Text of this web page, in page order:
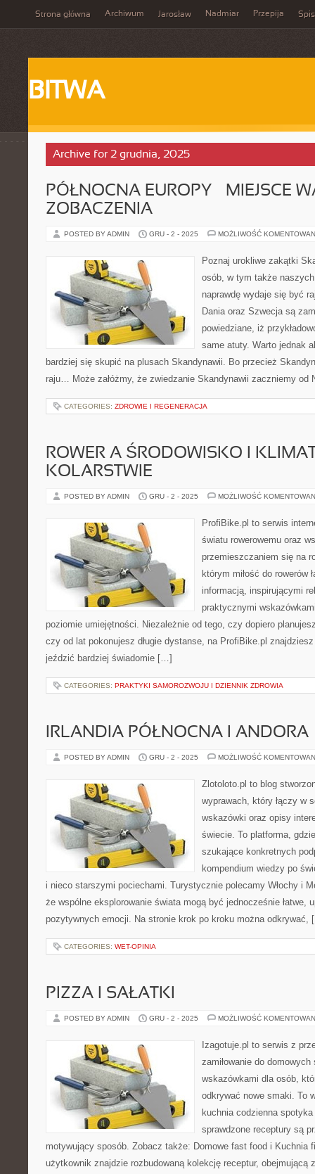
Strona główna Archiwum Jarosław Nadmiar Przepija
BITWA
Archive for 2 grudnia, 2025
PÓŁNOCNA EUROPY – MIEJSCE
ZOBACZENIA
POSTED BY ADMIN GRU - 2 - 2025 MOŻLIWOŚĆ
Poznaj urokliwe zakątki
osób, w tym także
naprawdę wydaje się być
Dania oraz Szwecja są
powiedziane, iż
same atuty. Warto jednak
bardziej się skupić na plusach Skandynawii. Bo przecież
raju… Może załóżmy, że zwiedzanie Skandynawii zaczniemy
CATEGORIES: ZDROWIE I REGENERACJA
ROWER A ŚRODOWISKO I
KOLARSTWIE
POSTED BY ADMIN GRU - 2 - 2025 MOŻLIWOŚĆ
ProfiBike.pl to serwis
światu rowerowemu oraz
przemieszczaniem się na
którym miłość do rowerów
informacją, inspirującymi
praktycznymi
poziomie umiejętności. Niezależnie od tego, czy dopiero
czy od lat pokonujesz długie dystanse, na ProfiBike.pl
jeździć bardziej świadomie […]
CATEGORIES: PRAKTYKI SAMOROZWOJU I DZIENNIK ZDROWIA
IRLANDIA PÓŁNOCNA I ANDORA
POSTED BY ADMIN GRU - 2 - 2025 MOŻLIWOŚĆ
Zlotoloto.pl to blog
wyprawach, który łączy w
wskazówki oraz opisy
świecie. To platforma,
szukające konkretnych
kompendium wiedzy po
i nieco starszymi pociechami. Turystycznie polecamy Włochy i
że wspólne eksplorowanie świata mogą być jednocześnie łatwe,
pozytywnych emocji. Na stronie krok po kroku można odkrywać,
CATEGORIES: WET-OPINIA
PIZZA I SAŁATKI
POSTED BY ADMIN GRU - 2 - 2025 MOŻLIWOŚĆ
Izagotuje.pl to serwis z
zamiłowanie do
wskazówkami dla osób,
odkrywać nowe smaki. To
kuchnia codzienna
sprawdzone receptury są
motywujący sposób. Zobacz także: Domowe fast food i Kuchnia
użytkownik znajdzie rozbudowaną kolekcję receptur, obejmującą